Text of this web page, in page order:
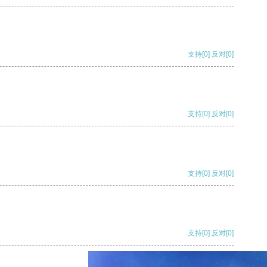
支持[0] 反对[0]
支持[0] 反对[0]
支持[0] 反对[0]
支持[0] 反对[0]